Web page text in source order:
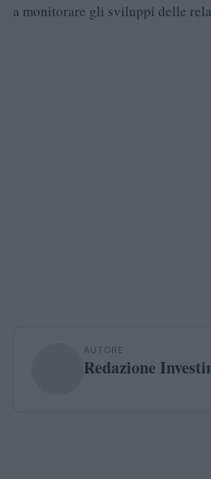
a monitorare gli sviluppi delle
AUTORE
Redazione